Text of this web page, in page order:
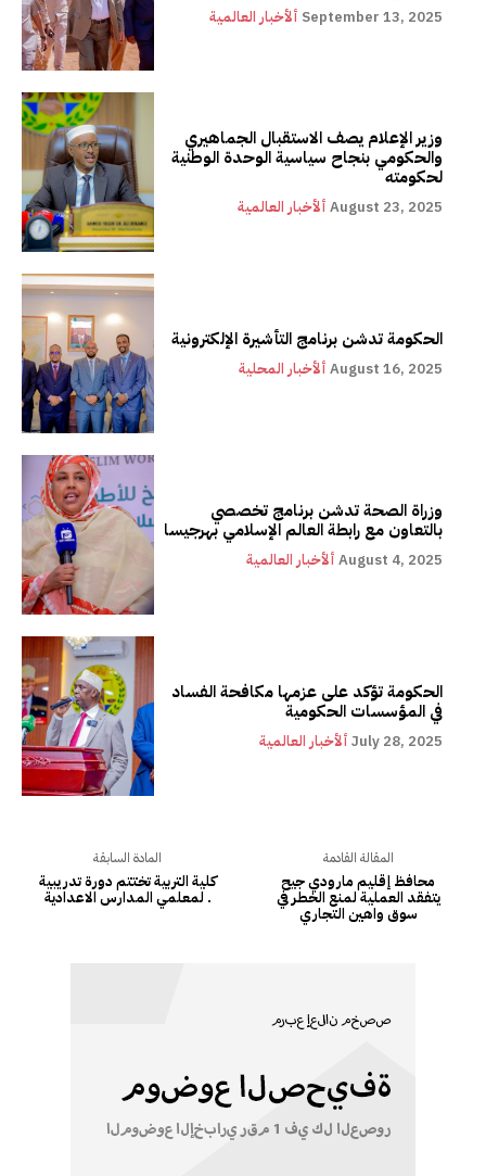
ألأخبار العالمية September 13, 2025
وزير الإعلام يصف الاستقبال الجماهيري
والحكومي بنجاح سياسية الوحدة الوطنية
لحكومته
ألأخبار العالمية August 23, 2025
الحكومة تدشن برنامج التأشيرة الإلكترونية
ألأخبار المحلية August 16, 2025
وزراة الصحة تدشن برنامج تخصصي
بالتعاون مع رابطة العالم الإسلامي بهرجيسا
ألأخبار العالمية August 4, 2025
الحكومة تؤكد على عزمها مكافحة الفساد
في المؤسسات الحكومية
ألأخبار العالمية July 28, 2025
المادة السابقة
كلية التربية تختتم دورة تدريبية
لمعلمي المدارس الاعدادية .
المقالة القادمة
محافظ إقليم مارودي جيح
يتفقد العملية لمنع الخطر في
سوق واهين التجاري